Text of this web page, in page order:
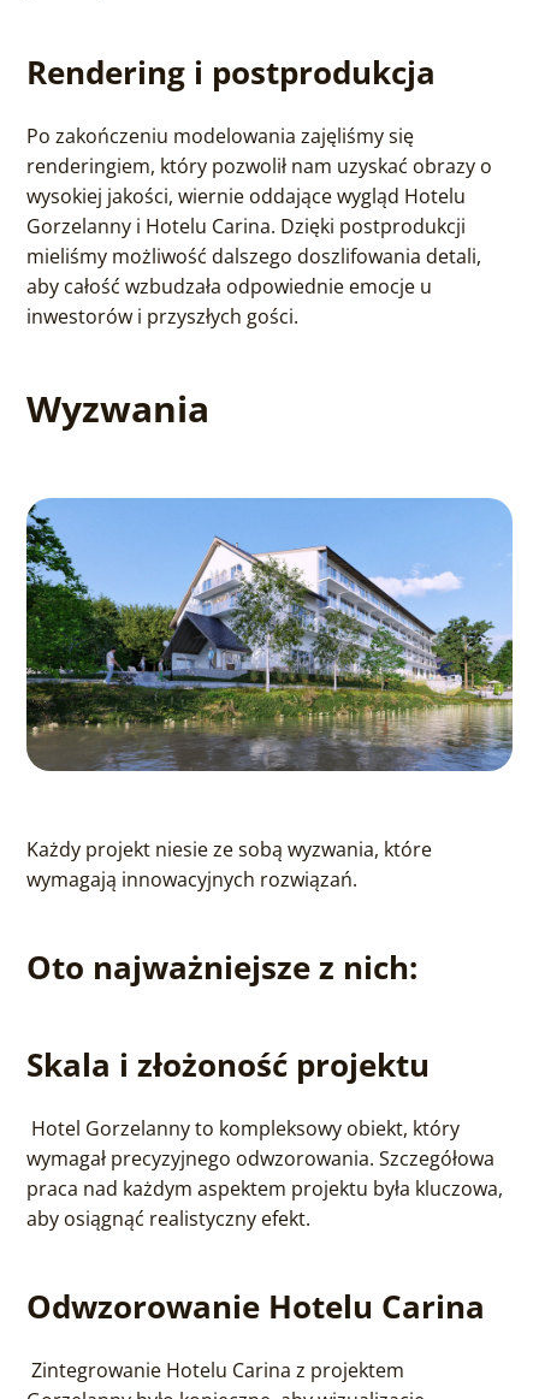
Rendering i postprodukcja
Po zakończeniu modelowania zajęliśmy się
renderingiem, który pozwolił nam uzyskać obrazy o
wysokiej jakości, wiernie oddające wygląd Hotelu
Gorzelanny i Hotelu Carina. Dzięki postprodukcji
mieliśmy możliwość dalszego doszlifowania detali,
aby całość wzbudzała odpowiednie emocje u
inwestorów i przyszłych gości.
Wyzwania
Każdy projekt niesie ze sobą wyzwania, które
wymagają innowacyjnych rozwiązań.
Oto najważniejsze z nich:
Skala i złożoność projektu
Hotel Gorzelanny to kompleksowy obiekt, który
wymagał precyzyjnego odwzorowania. Szczegółowa
praca nad każdym aspektem projektu była kluczowa,
aby osiągnąć realistyczny efekt.
Odwzorowanie Hotelu Carina
Zintegrowanie Hotelu Carina z projektem